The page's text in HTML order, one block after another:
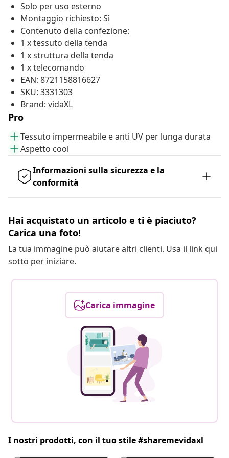
Solo per uso esterno
Montaggio richiesto: Sì
Contenuto della confezione:
1 x tessuto della tenda
1 x struttura della tenda
1 x telecomando
EAN: 8721158816627
SKU: 3331303
Brand: vidaXL
Pro
Tessuto impermeabile e anti UV per lunga durata
Aspetto cool
Informazioni sulla sicurezza e la
conformità
Hai acquistato un articolo e ti è piaciuto?
Carica una foto!
La tua immagine può aiutare altri clienti. Usa il link qui
sotto per iniziare.
Carica immagine
I nostri prodotti, con il tuo stile #sharemevidaxl